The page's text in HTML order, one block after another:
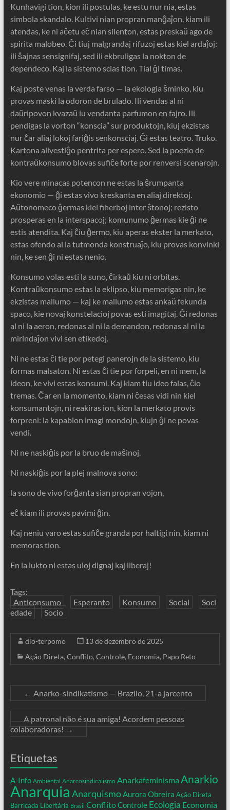
Kunhavigi tion, kion ili postulas, ke estu nur nia, estas
simbola skandalo. Kultivi nian propran manĝaĵon, kiam ili
atendas, ke ni aĉetu eĉ nian silenton, estas preskaŭ ago de
spirita malobeo. Ĉi tiuj malgrandaj rifuzoj estas kiel ardaĵoj:
ili ŝajnas sensignifaj, sed ili ekbruligas la nokton de
dependeco. Kaj la sistemo scias tion. Tial ĝi timas.
Kaj poste venas la verda farso — la ekologia ŝminko, kiu
provas maski la odoron de brulado. Ili vendas al ni
daŭripovon kvazaŭ iu vendanta parfumon en fajro. Ili
pendigas la vorton “konscia” sur produktojn, kiuj ekzistas
nur ĉar aliaj lokoj fariĝis senkonsciaj. Ĝi estas teatro. Truko.
Kartona alivestiĝo pentrita per espero. Sed la poezio de
kontraŭkonsumo blovas sufiĉe forte por renversi scenarojn.
Kio vere minacas potencon ne estas la ŝrumpanta
ekonomio — ĝi estas vivo kreskanta en aliaj direktoj.
Aŭtonomeco ĝermas kiel fiherboj inter ŝtonoj; rezisto
prosperas en la interspacoj; komunumo ĝermas kie ĝi ne
estis atendita. Kaj ĉiu ĝermo, kiu aperas ekster la merkato,
estas ofendo al la tutmonda konstruaĵo, kiu provas konvinki
nin, ke sen ĝi ni estas nenio.
Konsumo volas esti la suno, ĉirkaŭ kiu ni orbitas.
Kontraŭkonsumo estas la eklipso, kiu memorigas nin, ke
ekzistas mallumo — kaj ke mallumo estas ankaŭ fekunda
spaco, kie novaj konstelacioj povas esti imagitaj. Ĝi redonas
al ni la aeron, redonas al ni la demandon, redonas al ni la
mirindaĵon vivi sen etikedoj.
Ni ne estas ĉi tie por petegi panerojn de la sistemo, kiu
formas malsaton. Ni estas ĉi tie por forpeli, en ni mem, la
ideon, ke vivi estas konsumi. Kaj kiam tiu ideo falas, ĉio
tremas. Ĉar en la momento, kiam ni ĉesas vidi nin kiel
konsumantojn, ni reakiras ion, kion la merkato provis
forpreni: la kapablon imagi mondojn, kiujn ĝi ne povas
vendi.
Ni ne naskiĝis por la bruo de maŝinoj.
Ni naskiĝis por la plej malnova sono:
la sono de vivo forĝanta sian propran vojon,
eĉ kiam ili provas pavimi ĝin.
Kaj neniu varo estas sufiĉe granda por haltigi nin, kiam ni
memoras tion.
En la lukto ni estas uloj dignaj kaj liberaj!
Tags:
Anticonsumo
Esperanto Konsumo Social
Soci
edade
Socio
dio-terpomo
13 de dezembro de 2025
Ação Direta,Conflito,Controle, Economia, Papo Reto
← Anarko-sindikatismo — Brazilo, 21-a jarcento
A patronal não é sua amiga! Acordem pessoas
colaboradoras!→
Etiquetas
A-Info Ambiental Anarcosindicalismo Anarkafeminisma Anarkio
Anarquia AnarquismoAurora Obreira Ação Direta
Barricada Libertária Brasil ConflitoControle Ecologia Economia